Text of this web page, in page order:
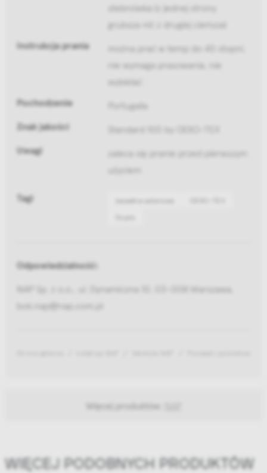
stebnówka (z jednej strony
grubsza nić z drugiej cieńsza)
Instrukcja prania
można prać w temp do 40 stopni,
nie wymaga prasowania, nie
wybielać
Pochodzenie Portugalia
Znak jakości Standard 100 by OEKO-TEX
Uwagi
zaleca się pranie przed pierwszym
użyciem
Tagi bawełna satynowa
Odpowiedzialność:
NAP Sp. z o.o., ul. Dynamiczna 10, 03-008 Warszawa,
bok.nap@nap.com.pl
Więcej produktów:
WIĘCEJ PODOBNYCH PRODUKTÓW